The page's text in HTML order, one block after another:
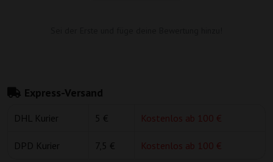
Express-Versand
DHL Kurier 5 € Kostenlos ab 100 €
DPD Kurier 7,5 € Kostenlos ab 100 €